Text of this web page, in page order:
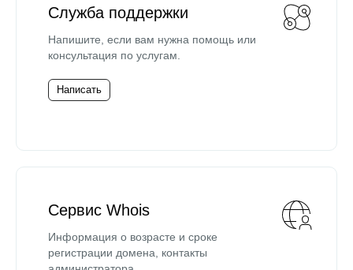
Служба поддержки
Напишите, если вам нужна помощь или
консультация по услугам.
Написать
Сервис Whois
Информация о возрасте и сроке
регистрации домена, контакты